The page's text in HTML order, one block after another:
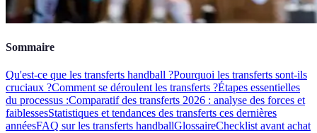
Sommaire
Qu'est-ce que les transferts handball ?Pourquoi les transferts sont-ils
cruciaux ?Comment se déroulent les transferts ?Étapes essentielles
du processus :Comparatif des transferts 2026 : analyse des forces et
faiblessesStatistiques et tendances des transferts ces dernières
annéesFAQ sur les transferts handballGlossaireChecklist avant achat